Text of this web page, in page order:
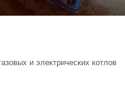
и электрических котлов